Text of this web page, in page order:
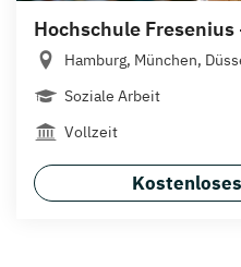
Hochschule Fresenius
Hamburg, München,
Soziale Arbeit
Vollzeit